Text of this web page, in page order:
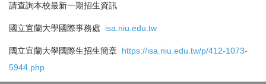
請查詢本校最新一期招生資訊
國立宜蘭大學國際事務處 isa.niu.edu.tw
國立宜蘭大學國際生招生簡章 https://isa.niu.edu.tw/p/412-1073-
5944.php